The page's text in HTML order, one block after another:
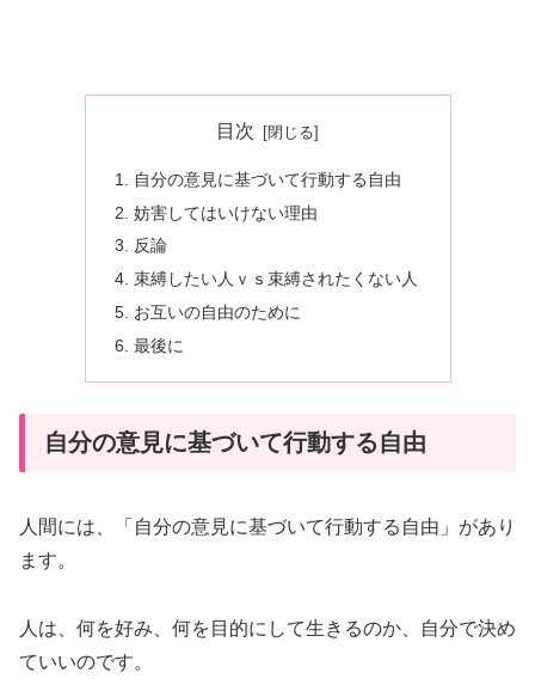
目次
自分の意見に基づいて行動する自由
妨害してはいけない理由
反論
束縛したい人ｖｓ束縛されたくない人
お互いの自由のために
最後に
自分の意見に基づいて行動する自由
人間には、「自分の意見に基づいて行動する自由」があり
ます。
人は、何を好み、何を目的にして生きるのか、自分で決め
ていいのです。